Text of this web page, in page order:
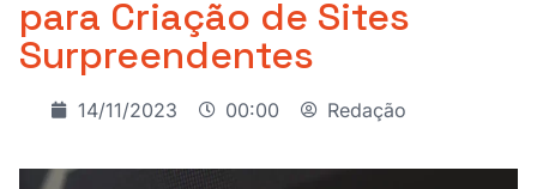
para Criação de Sites
Surpreendentes
14/11/2023 00:00 Redação